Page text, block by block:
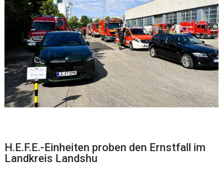
H.E.F.E.-Einheiten proben den Ernstfall im
Landkreis Landshu